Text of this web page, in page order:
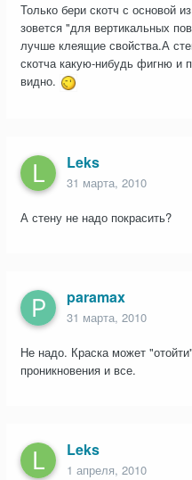
Только бери скотч с основой
зовется "для вертикальных
лучше клеящие свойства.А
скотча какую-нибудь фигню и
видно.
Leks
31 марта, 2010
А стену не надо покрасить?
paramax
31 марта, 2010
Не надо. Краска может
проникновения и все.
Leks
1 апреля, 2010